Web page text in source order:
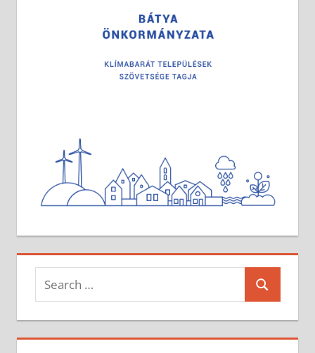
Search
for:
Search